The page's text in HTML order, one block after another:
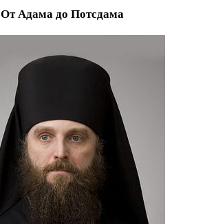
От Адама до Потсдама